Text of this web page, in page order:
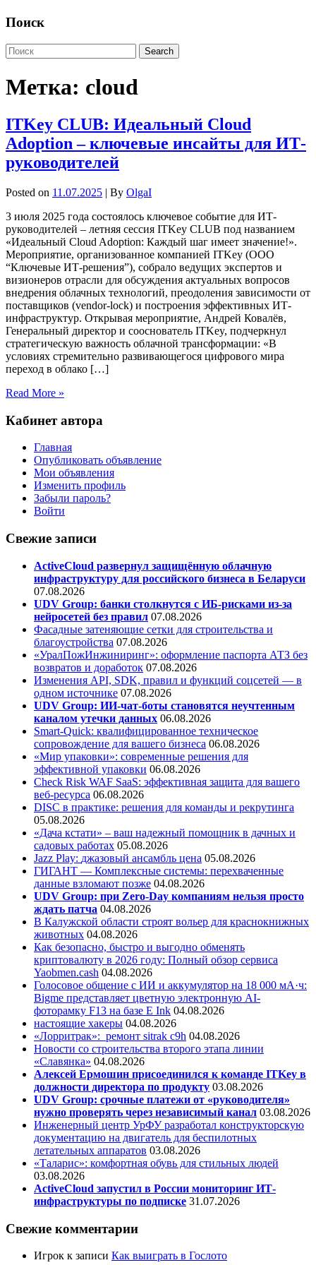
Поиск
Метка: cloud
ITKey CLUB: Идеальный Cloud
Adoption – ключевые инсайты для ИТ-
руководителей
Posted on 11.07.2025 | By OlgaI
3 июля 2025 года состоялось ключевое событие для ИТ-
руководителей – летняя сессия ITKey CLUB под названием
«Идеальный Cloud Adoption: Каждый шаг имеет значение!».
Мероприятие, организованное компанией ITKey (ООО
“Ключевые ИТ-решения”), собрало ведущих экспертов и
визионеров отрасли для обсуждения актуальных вопросов
внедрения облачных технологий, преодоления зависимости от
поставщиков (vendor-lock) и построения эффективных ИТ-
инфраструктур. Открывая мероприятие, Андрей Ковалёв,
Генеральный директор и сооснователь ITKey, подчеркнул
стратегическую важность облачной трансформации: «В
условиях стремительно развивающегося цифрового мира
переход в облако […]
Read More »
Кабинет автора
Главная
Опубликовать объявление
Мои объявления
Изменить профиль
Забыли пароль?
Войти
Свежие записи
ActiveCloud развернул защищённую облачную
инфраструктуру для российского бизнеса в Беларуси
07.08.2026
UDV Group: банки столкнутся с ИБ-рисками из-за
нейросетей без правил 07.08.2026
Фасадные затеняющие сетки для строительства и
благоустройства 07.08.2026
«УралПожИнжиниринг»: оформление паспорта АТЗ без
возвратов и доработок 07.08.2026
Изменения API, SDK, правил и функций соцсетей — в
одном источнике 07.08.2026
UDV Group: ИИ-чат-боты становятся неучтенным
каналом утечки данных 06.08.2026
Smart-Quick: квалифицированное техническое
сопровождение для вашего бизнеса 06.08.2026
«Мир упаковки»: современные решения для
эффективной упаковки 06.08.2026
Check Risk WAF SaaS: эффективная защита для вашего
веб-ресурса 06.08.2026
DISC в практике: решения для команды и рекрутинга
05.08.2026
«Дача кстати» – ваш надежный помощник в дачных и
садовых работах 05.08.2026
Jazz Play: джазовый ансамбль цена 05.08.2026
ГИГАНТ — Комплексные системы: перехваченные
данные взломают позже 04.08.2026
UDV Group: при Zero-Day компаниям нельзя просто
ждать патча 04.08.2026
В Калужской области строят вольер для краснокнижных
животных 04.08.2026
Как безопасно, быстро и выгодно обменять
криптовалюту в 2026 году: Полный обзор сервиса
Yaobmen.cash 04.08.2026
Голосовое общение с ИИ и аккумулятор на 18 000 мА·ч:
Bigme представляет цветную электронную AI-
фоторамку F13 на базе E Ink 04.08.2026
настоящие хакеры 04.08.2026
«Лорритрак»: ремонт sitrak c9h 04.08.2026
Новости со строительства второго этапа линии
«Славянка» 04.08.2026
Алексей Ермошин присоединился к команде ITKey в
должности директора по продукту 03.08.2026
UDV Group: срочные платежи от «руководителя»
нужно проверять через независимый канал 03.08.2026
Инженерный центр УрФУ разработал конструкторскую
документацию на двигатель для беспилотных
летательных аппаратов 03.08.2026
«Таларис»: комфортная обувь для стильных людей
03.08.2026
ActiveCloud запустил в России мониторинг ИТ-
инфраструктуры по подписке 31.07.2026
Свежие комментарии
Игрок к записи Как выиграть в Гослото